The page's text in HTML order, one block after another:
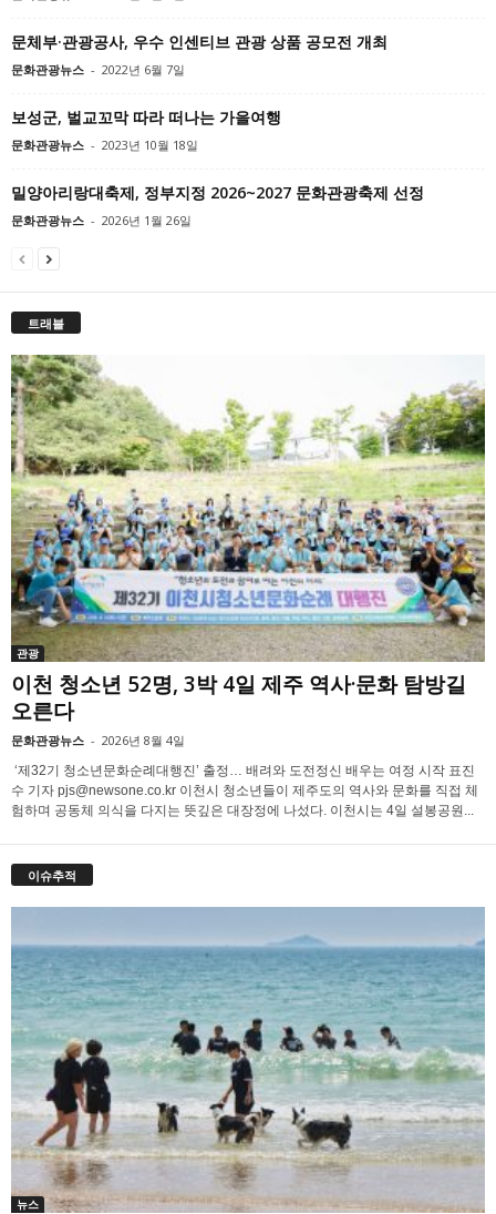
문체부·관광공사, 우수 인센티브 관광 상품 공모전 개최
문화관광뉴스 - 2022년 6월 7일
보성군, 벌교꼬막 따라 떠나는 가을여행
문화관광뉴스 - 2023년 10월 18일
밀양아리랑대축제, 정부지정 2026~2027 문화관광축제 선정
문화관광뉴스 - 2026년 1월 26일
트래블
관광
이천 청소년 52명, 3박 4일 제주 역사·문화 탐방길
오른다
문화관광뉴스 - 2026년 8월 4일
‘제32기 청소년문화순례대행진’ 출정… 배려와 도전정신 배우는 여정 시작 표진
수 기자 pjs@newsone.co.kr 이천시 청소년들이 제주도의 역사와 문화를 직접 체
험하며 공동체 의식을 다지는 뜻깊은 대장정에 나섰다. 이천시는 4일 설봉공원...
이슈추적
뉴스